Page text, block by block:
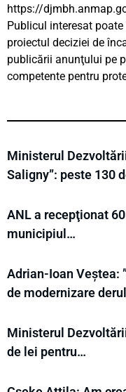
https://
Publicul interesat
proiectul deciziei de
publicării anunţului pe
competente pentru
Ministerul
Saligny”: peste 130
ANL a recepţionat
municipiul…
Adrian-Ioan Veștea:
de modernizare
Ministerul
de lei pentru…